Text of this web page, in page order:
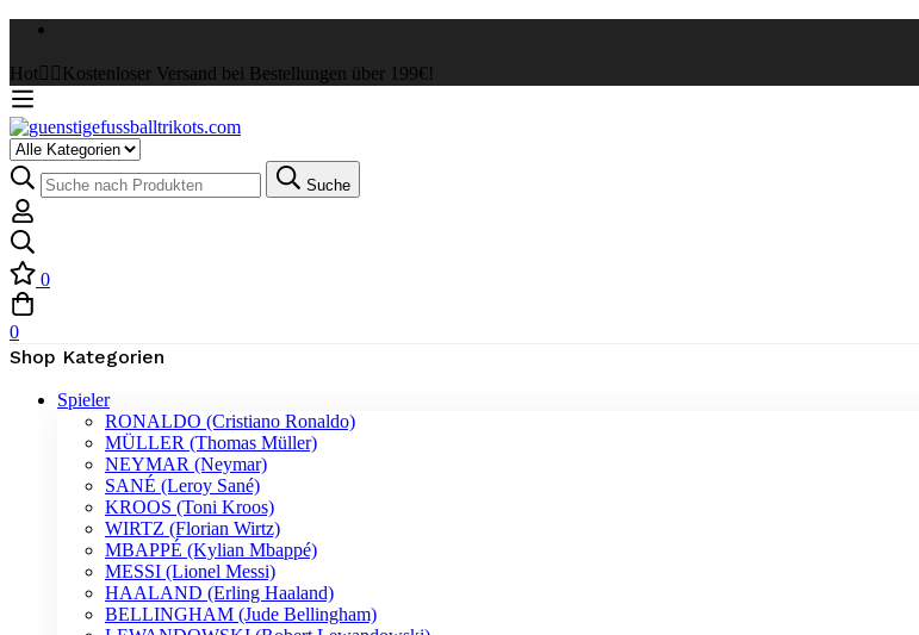
Hot ✌🏼Kostenloser Versand bei Bestellungen über 199€!
Select
a
Category
Suche
nach:
Suche
0
0
Shop Kategorien
Spieler
RONALDO (Cristiano Ronaldo)
MÜLLER (Thomas Müller)
NEYMAR (Neymar)
SANÉ (Leroy Sané)
KROOS (Toni Kroos)
WIRTZ (Florian Wirtz)
MBAPPÉ (Kylian Mbappé)
MESSI (Lionel Messi)
HAALAND (Erling Haaland)
BELLINGHAM (Jude Bellingham)